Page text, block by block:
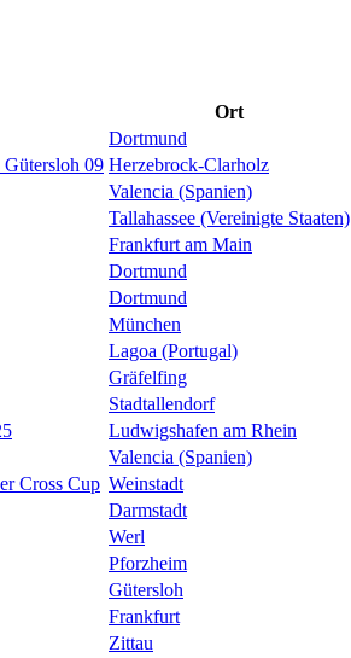
Ort
Dortmund
09 Herzebrock-Clarholz
Valencia (Spanien)
Tallahassee (Vereinigte Staaten)
Frankfurt am Main
Dortmund
Dortmund
München
Lagoa (Portugal)
Gräfelfing
Stadtallendorf
Ludwigshafen am Rhein
Valencia (Spanien)
Cross Cup Weinstadt
Darmstadt
Werl
Pforzheim
Gütersloh
Frankfurt
Zittau